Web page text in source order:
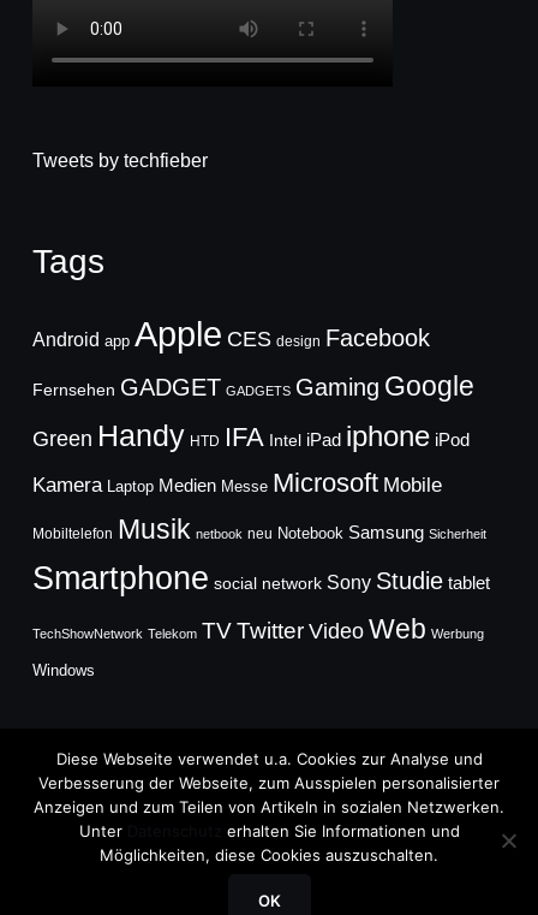
Tweets by techfieber
Tags
Android app Apple CES design Facebook
Fernsehen GADGET GADGETS Gaming Google
Green Handy HTD IFA Intel iPad iphone iPod
Kamera Laptop Medien Messe Microsoft Mobile
Mobiltelefon Musik netbook neu Notebook Samsung Sicherheit
Smartphone social network Sony Studie tablet
TechShowNetwork Telekom TVTwitter Video Web Werbung
Windows
Copyright © 2026
TechFieber Blog
Diese Webseite verwendet u.a. Cookies zur Analyse und
Verbesserung der Webseite, zum Ausspielen personalisierter
Anzeigen und zum Teilen von Artikeln in sozialen Netzwerken.
Unter
erhalten Sie Informationen und
Möglichkeiten, diese Cookies auszuschalten.
OK